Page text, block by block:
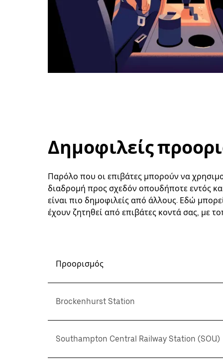
Δημοφιλείς
Παρόλο που οι επιβάτες μπορούν να
διαδρομή προς σχεδόν οπουδήποτε εντός
είναι πιο δημοφιλείς από άλλους. Εδώ
έχουν ζητηθεί από επιβάτες κοντά σας, με
Προορισμός
Brockenhurst Station
Southampton Central Railway Station (SOU)